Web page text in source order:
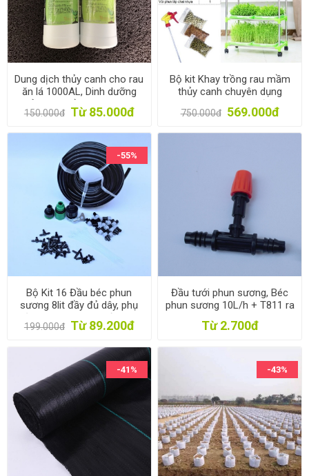
Dung dịch thủy canh cho rau
ăn lá 1000AL, Dinh dưỡng
thủy canh trồng rau 1l * 2,
Phân bón thủy sinh
150.000đ Từ 85.000đ
Bộ kit Khay trồng rau mầm
thủy canh chuyên dụng
TKM-10.5, Khay, Giá đỡ, Vòi
xịt, Hạt giống
750.000đ 569.000đ
-55%
Bộ Kit 16 Đầu béc phun
sương 8lit đầy đủ dây, phụ
kiện TX-DIY-051, Tưới phun
sương làm mát, tưới Lan tự
199.000đ Từ 89.200đ
Đầu tưới phun sương, Béc
phun sương 10L/h + T811 ra
trơn 6mm
Từ 2.700đ
-41% -43%